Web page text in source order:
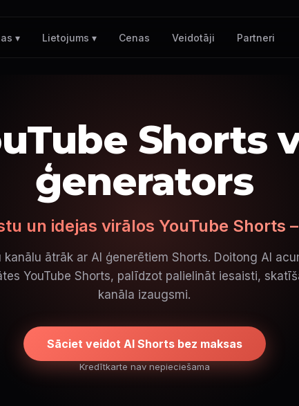
▾ Lietojums ▾ Cenas Veidotāji Partneri
Shorts
ģenerators
un idejas virālos YouTube Shorts
kanālu ātrāk ar AI ģenerētiem Shorts. Doitong AI
YouTube Shorts, palīdzot palielināt iesaisti,
kanāla izaugsmi.
Sāciet veidot AI Shorts bez maksas
Kredītkarte nav nepieciešama